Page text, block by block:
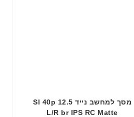
מסך למחשב נייד 12.5 Sl 40p
L/R br IPS RC Matte